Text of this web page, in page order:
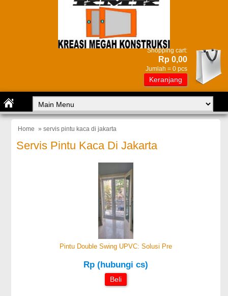
Shopping cart:
Rp 0,00
Jumlah = 0 pcs
Keranjang
Home » servis pintu kaca di jakarta
Servis Pintu Kaca Di Jakarta
Pintu Double Swing UPVC: Solusi Pre
Rp (hubungi cs)
Beli